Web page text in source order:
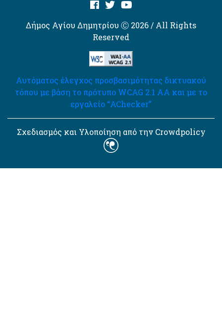
Δήμος Αγίου Δημητρίου Ⓒ 2026 / All Rights
Reserved
Αυτόματος έλεγχος προσβασιμότητας δικτυακού
τόπου με βάση το πρότυπο WCAG 2.1 AA και με το
εργαλείο “AChecker”
Σχεδιασμός και Υλοποίηση από την Crowdpolicy